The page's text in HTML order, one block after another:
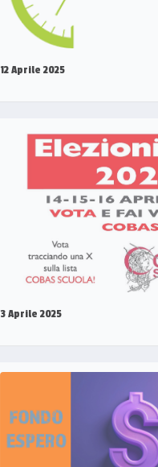
12 Aprile 2025
3 Aprile 2025